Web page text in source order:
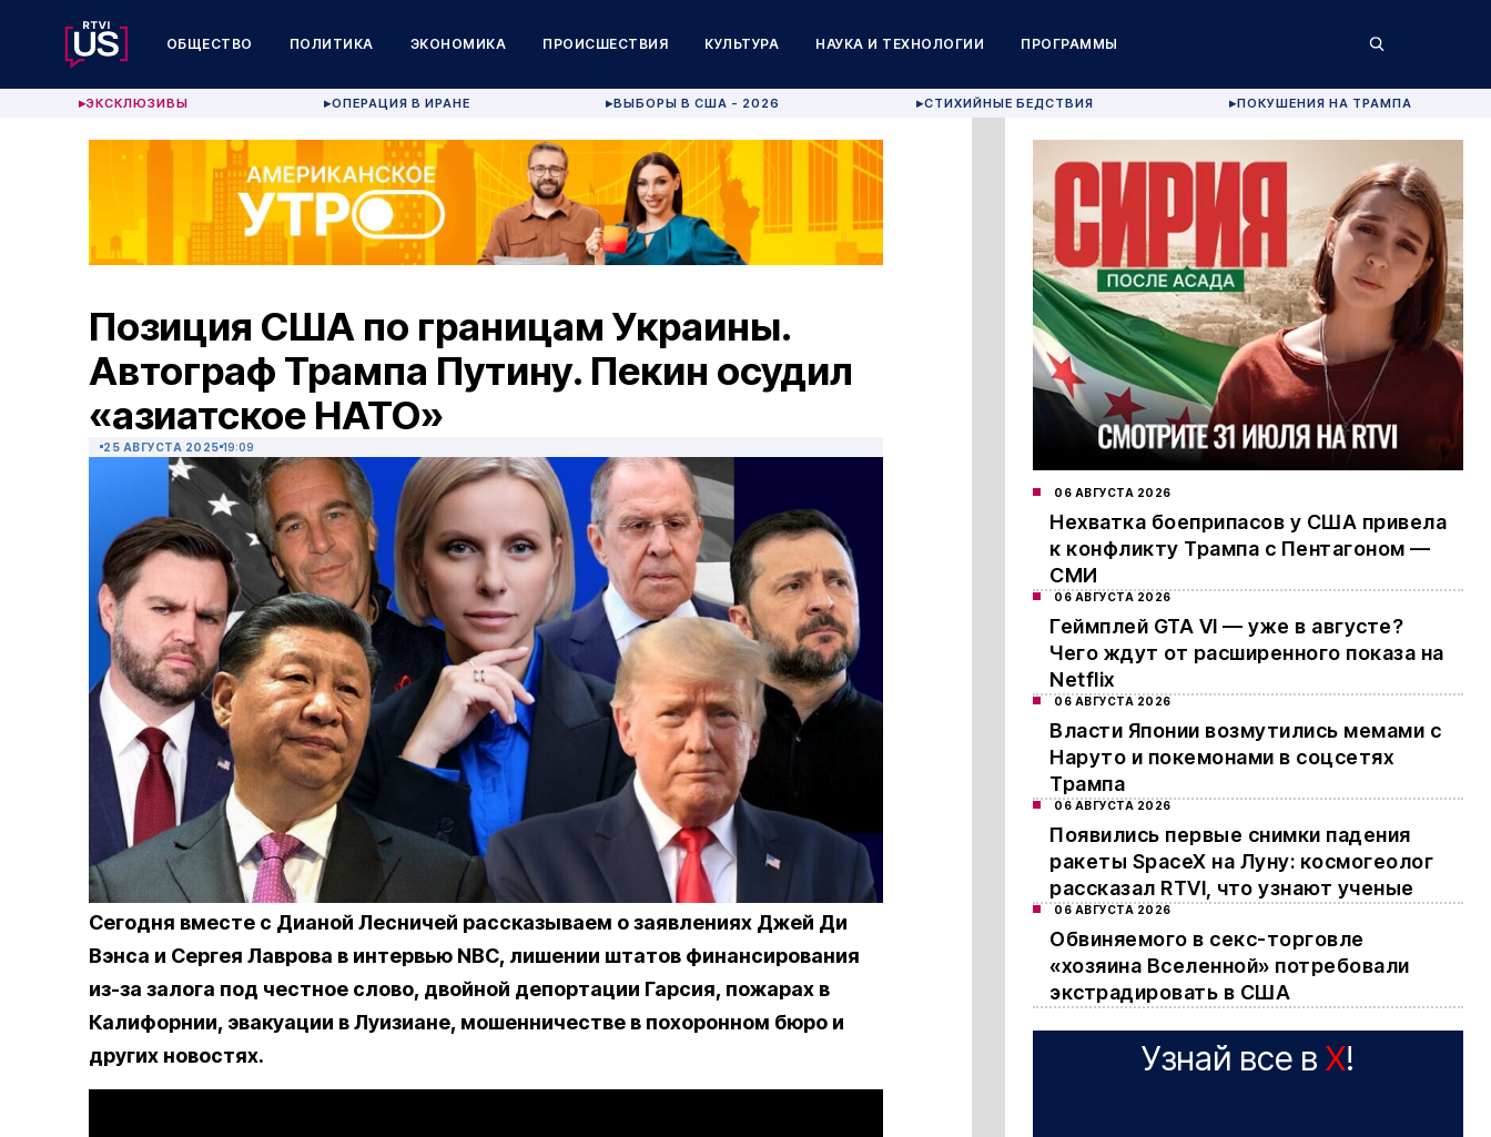
ОБЩЕСТВО ПОЛИТИКА ЭКОНОМИКА ПРОИСШЕСТВИЯ КУЛЬТУРА НАУКА И ТЕХНОЛОГИИ ПРОГРАММЫ
▶ЭКСКЛЮЗИВЫ ▶ОПЕРАЦИЯ В ИРАНЕ ▶ВЫБОРЫ В США - 2026 ▶СТИХИЙНЫЕ БЕДСТВИЯ ▶ПОКУШЕНИЯ НА ТРАМПА
Позиция США по границам Украины.
Автограф Трампа Путину. Пекин осудил
«азиатское НАТО»
25 АВГУСТА 2025 19:09
Сегодня вместе с Дианой Лесничей рассказываем о заявлениях Джей Ди
Вэнса и Сергея Лаврова в интервью NBC, лишении штатов финансирования
из-за залога под честное слово, двойной депортации Гарсия, пожарах в
Калифорнии, эвакуации в Луизиане, мошенничестве в похоронном бюро и
других новостях.
06 АВГУСТА 2026
Нехватка боеприпасов у США привела
к конфликту Трампа с Пентагоном —
СМИ
06 АВГУСТА 2026
Геймплей GTA VI — уже в августе?
Чего ждут от расширенного показа на
Netflix
06 АВГУСТА 2026
Власти Японии возмутились мемами с
Наруто и покемонами в соцсетях
Трампа
06 АВГУСТА 2026
Появились первые снимки падения
ракеты SpaceX на Луну: космогеолог
рассказал RTVI, что узнают ученые
06 АВГУСТА 2026
Обвиняемого в секс-торговле
«хозяина Вселенной» потребовали
экстрадировать в США
Узнай все в X!